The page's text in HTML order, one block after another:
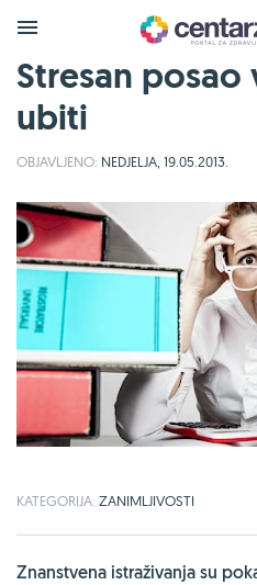
Stresan posao
ubiti
OBJAVLJENO: NEDJELJA, 19.05.2013.
KATEGORIJA: ZANIMLJIVOSTI
Znanstvena istraživanja su